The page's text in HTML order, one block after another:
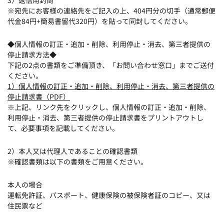
※宛先にお客様の連絡先をご記入の上、404円分の切手（通常郵便
代金84円+簡易書留代320円）を貼って同封してください。
◆個人情報の訂正・追加・削除、利用停止・消去、第三者提供の
停止請求方法◆
下記の2点の書類をご準備頂き、「お問い合わせ窓口」までご送付
ください。
1）個人情報の訂正・追加・削除、利用停止・消去、第三者提供の
停止請求書（PDF）
※上記、リンク先をクリックし、個人情報の訂正・追加・削除、
利用停止・消去、第三者提供の停止請求書をプリントアウトし
て、必要事項を記載してください。
2）本人又は代理人であることの確認書類
※確認書類は以下の書類をご用意ください。
本人の場合
運転免許証、パスポート、健康保険の被保険者証のコピー、又は
住民票など